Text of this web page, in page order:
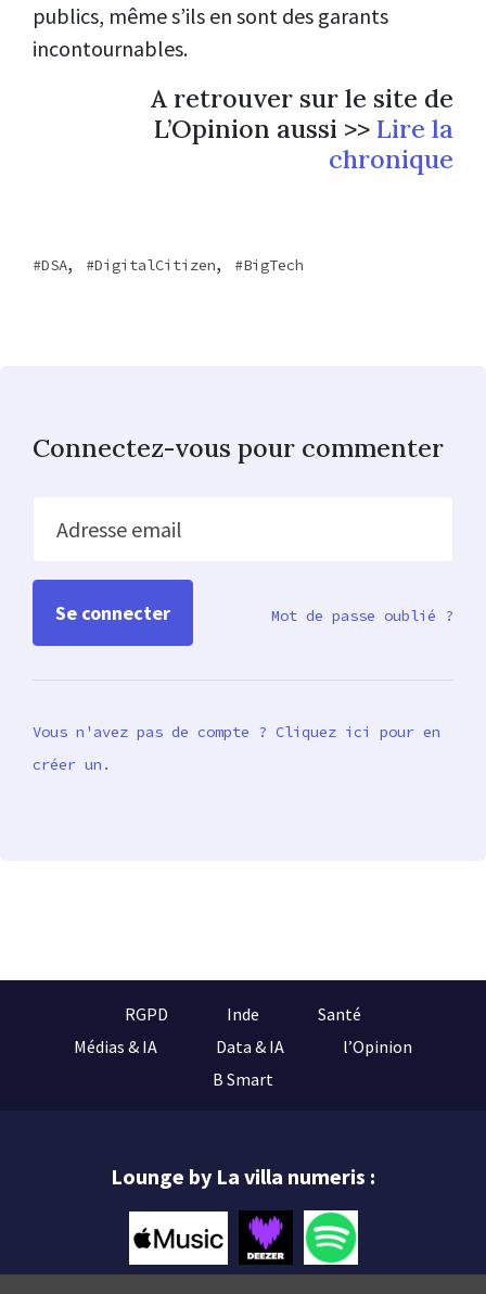
publics, même s’ils en sont des garants
incontournables.
A retrouver sur le site de
L’Opinion aussi >> Lire la
chronique
DSA, DigitalCitizen, BigTech
Connectez-vous pour commenter
Adresse email
Mot de passe oublié ?
Vous n'avez pas de compte ? Cliquez ici pour en
créer un.
RGPD Inde
Santé
Médias & IA
Data & IA
l’Opinion
B Smart
Lounge by La villa numeris :